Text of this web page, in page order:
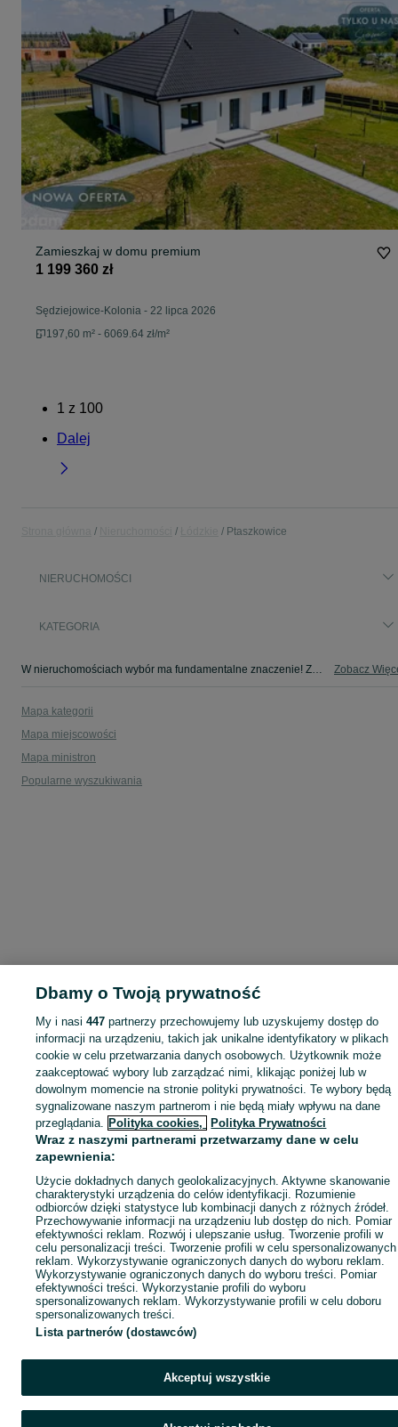
Zamieszkaj w domu premium
1 199 360 zł
Sędziejowice-Kolonia - 22 lipca 2026
197,60 m² - 6069.64 zł/m²
1 z 100
Dalej
Ptaszkowice
NIERUCHOMOŚCI
KATEGORIA
W nieruchomościach wybór ma fundamentalne znaczenie! Znajdź wymarzony lokal w kategorii Nieruchomości na OLX - Ptaszkowice i okolice! Zobacz
Mapa kategorii
Mapa miejscowości
Mapa ministron
Popularne wyszukiwania
Dbamy o Twoją prywatność
My i nasi447 partnerzy przechowujemy lub uzyskujemy dostęp do
informacji na urządzeniu, takich jak unikalne identyfikatory w plikach
cookie w celu przetwarzania danych osobowych. Użytkownik może
zaakceptować wybory lub zarządzać nimi, klikając poniżej lub w
dowolnym momencie na stronie polityki prywatności. Te wybory będą
sygnalizowane naszym partnerom i nie będą miały wpływu na dane
przeglądania. Polityka cookies, Polityka Prywatności
Wraz z naszymi partnerami przetwarzamy dane w celu
zapewnienia:
Użycie dokładnych danych geolokalizacyjnych. Aktywne skanowanie
charakterystyki urządzenia do celów identyfikacji. Rozumienie
odbiorców dzięki statystyce lub kombinacji danych z różnych źródeł.
Przechowywanie informacji na urządzeniu lub dostęp do nich. Pomiar
efektywności reklam. Rozwój i ulepszanie usług. Tworzenie profili w
celu personalizacji treści. Tworzenie profili w celu spersonalizowanych
reklam. Wykorzystywanie ograniczonych danych do wyboru reklam.
Wykorzystywanie ograniczonych danych do wyboru treści. Pomiar
efektywności treści. Wykorzystanie profili do wyboru
spersonalizowanych reklam. Wykorzystywanie profili w celu doboru
spersonalizowanych treści.
Lista partnerów (dostawców)
Akceptuj wszystkie